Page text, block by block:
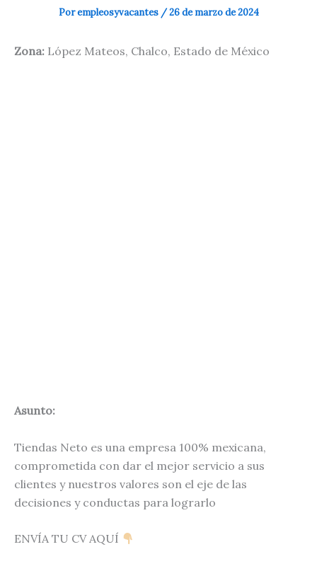
Porempleosyvacantes /26 de marzo de 2024
Zona: López Mateos, Chalco, Estado de México
Asunto:
Tiendas Neto es una empresa 100% mexicana,
comprometida con dar el mejor servicio a sus
clientes y nuestros valores son el eje de las
decisiones y conductas para lograrlo
ENVÍA TU CV AQUÍ